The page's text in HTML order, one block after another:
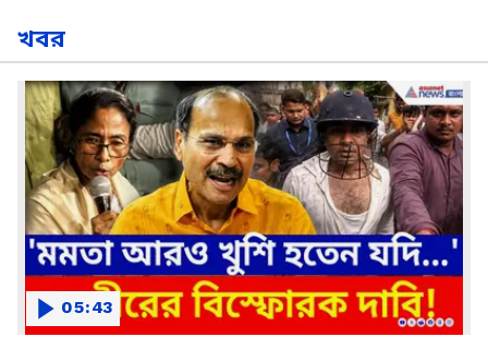
খবর
05:43